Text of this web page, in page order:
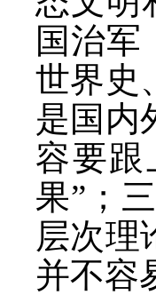
国治军
世界史
是国内
容要
果”；
层次理
并不容